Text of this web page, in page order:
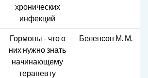
хронических
инфекций
Гормоны - что о
них нужно знать
начинающему
терапевту
Беленсон М. М.